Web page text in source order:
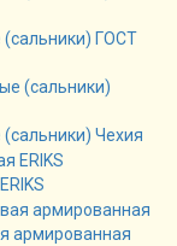
ГОСТ
Чехия
армированная